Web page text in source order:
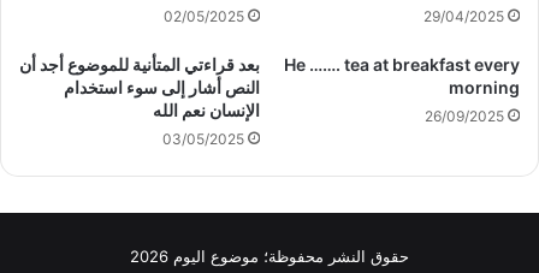
29/04/2025
02/05/2025
He ……. tea at breakfast every
morning
26/09/2025
بعد قراءتي المتأنية للموضوع أجد أن
النص أشار إلى سوء استخدام
الإنسان نعم الله
03/05/2025
حقوق النشر محفوظة؛ موضوع اليوم 2026